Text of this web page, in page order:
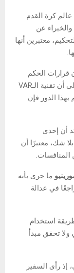
كرة القدم
عن
معتبرين أنها
قرارات الحكم
أثارت الكثير من علامات الاستفهام، مشيرًا إلى أن تقنية الـVAR
الدور فإن
أن إحدى
شك، معتبرًا أن
ما جرى بأنه
في عدالة
استخدام
ولا تحقق مبدأ
إذ رأى السفير